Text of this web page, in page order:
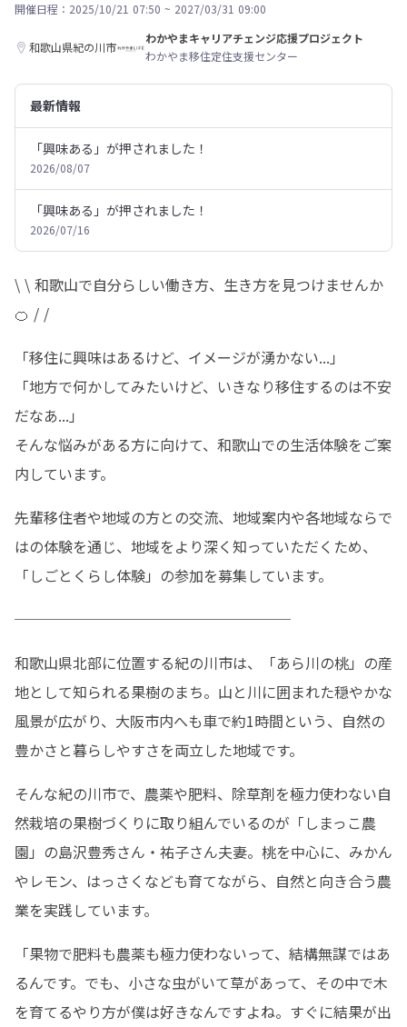
開催日程： 2025/10/21 07:50 ~ 2027/03/31 09:00
和歌山県紀の川市
わかやまキャリアチェンジ応援プロジェクト
わかやま移住定住支援センター
最新情報
「興味ある」が押されました！
2026/08/07
「興味ある」が押されました！
2026/07/16
\ \ 和歌山で自分らしい働き方、生き方を見つけませんか
🍊 / /
「移住に興味はあるけど、イメージが湧かない...」
「地方で何かしてみたいけど、いきなり移住するのは不安
だなあ...」
そんな悩みがある方に向けて、和歌山での生活体験をご案
内しています。
先輩移住者や地域の方との交流、地域案内や各地域ならで
はの体験を通じ、地域をより深く知っていただくため、
「しごとくらし体験」の参加を募集しています。
───────────────────
和歌山県北部に位置する紀の川市は、「あら川の桃」の産
地として知られる果樹のまち。山と川に囲まれた穏やかな
風景が広がり、大阪市内へも車で約1時間という、自然の
豊かさと暮らしやすさを両立した地域です。
そんな紀の川市で、農薬や肥料、除草剤を極力使わない自
然栽培の果樹づくりに取り組んでいるのが「しまっこ農
園」の島沢豊秀さん・祐子さん夫妻。桃を中心に、みかん
やレモン、はっさくなども育てながら、自然と向き合う農
業を実践しています。
「果物で肥料も農薬も極力使わないって、結構無謀ではあ
るんです。でも、小さな虫がいて草があって、その中で木
を育てるやり方が僕は好きなんですよね。すぐに結果が出